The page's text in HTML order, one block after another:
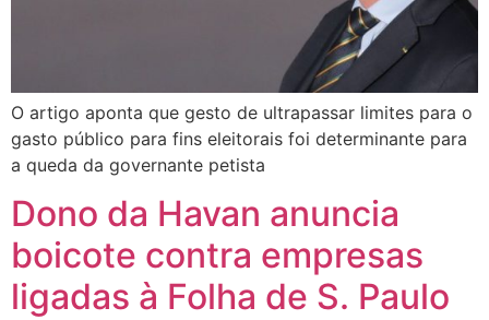
O artigo aponta que gesto de ultrapassar limites para o
gasto público para fins eleitorais foi determinante para
a queda da governante petista
Dono da Havan anuncia
boicote contra empresas
ligadas à Folha de S. Paulo